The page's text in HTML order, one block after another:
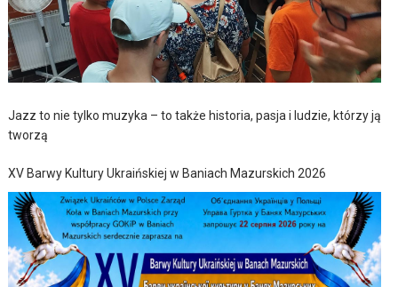
Jazz to nie tylko muzyka – to także historia, pasja i ludzie, którzy ją
tworzą
XV Barwy Kultury Ukraińskiej w Baniach Mazurskich 2026